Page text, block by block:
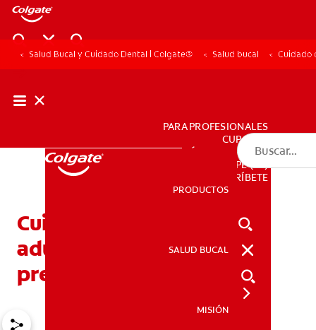
PRODUCTOS
PARA PROFESIONALES
CUPONES
DÓNDE COMPRAR
PE (ES)
SUSCRÍBETE
PRODUCTOS
SALUD BUCAL
MISIÓN
Salud Bucal y Cuidado Dental | Colgate® Salud bucal Cuidado
Cuidado dental para
adultos: Una lección
preventiva